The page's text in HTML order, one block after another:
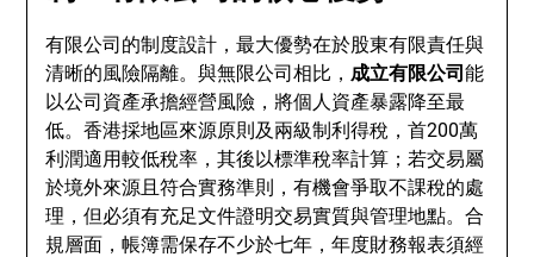
有限公司的制度設計，最大優勢在於股東有限責任與
清晰的風險隔離。與無限公司相比，成立有限公司能
以公司資產承擔經營風險，將個人資產暴露降至最
低。香港採地區來源原則及兩級制利得稅，首200萬
利潤適用較低稅率，其後以標準稅率計算；若交易屬
於境外來源且符合實務準則，有機會爭取不課稅的處
理，但必須有充足文件證明交易實質與管理地點。合
規層面，帳簿需保存不少於七年，年度財務報表須經